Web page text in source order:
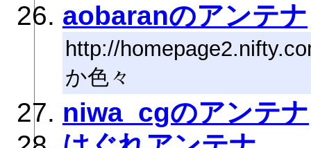
aobaranのアンテナ
http://
か色々
niwa_cgのアンテナ